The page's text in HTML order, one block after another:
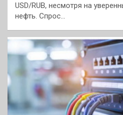
USD/RUB, несмотря на
нефть. Спрос…